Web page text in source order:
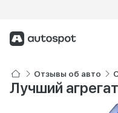
Отзывы об авто
Лучший